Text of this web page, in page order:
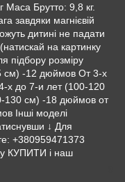
Маса Брутто: 9,8 кг.
завдяки магнієвій
дитині не падати
на картинку
підбору розміру
см) -12 дюймов От 3-х
х до 7-и лет (100-120
130 см) -18 дюймов от
Інші моделі
↓ Для
+380959471373
КУПИТИ і наш